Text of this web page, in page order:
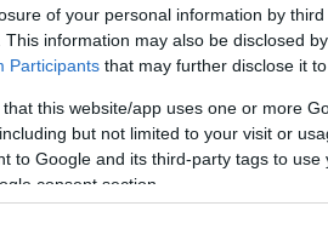
of your personal information by
This information may also be disclosed
Participants that may further disclose it
that this website/app uses one or more
but not limited to your visit or
to Google and its third-party tags to
consent section.